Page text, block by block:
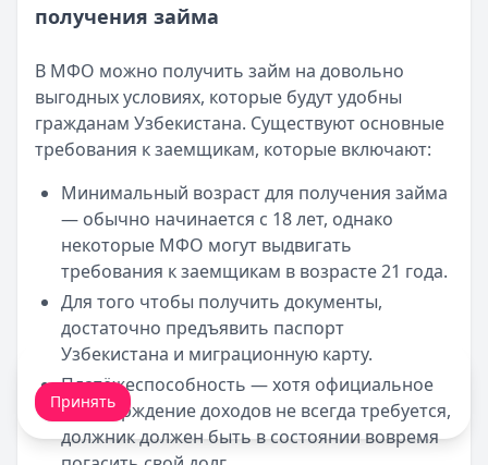
получения займа
В МФО можно получить займ на довольно
выгодных условиях, которые будут удобны
гражданам Узбекистана. Существуют основные
требования к заемщикам, которые включают:
Минимальный возраст для получения займа
— обычно начинается с 18 лет, однако
некоторые МФО могут выдвигать
требования к заемщикам в возрасте 21 года.
Для того чтобы получить документы,
достаточно предъявить паспорт
Узбекистана и миграционную карту.
Платёжеспособность — хотя официальное
подтверждение доходов не всегда требуется,
должник должен быть в состоянии вовремя
cookie-файлы
Принять